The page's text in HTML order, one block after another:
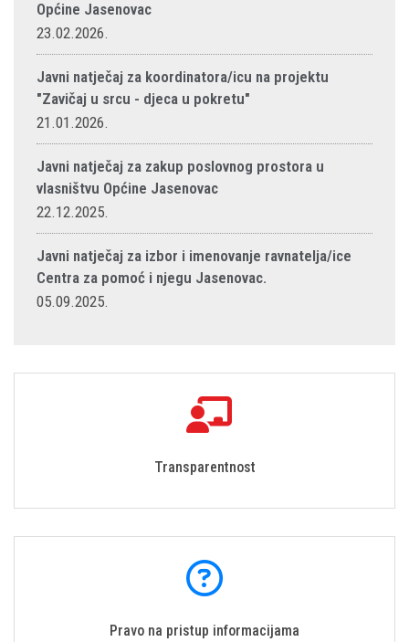
Općine Jasenovac
23.02.2026.
Javni natječaj za koordinatora/icu na projektu
"Zavičaj u srcu - djeca u pokretu"
21.01.2026.
Javni natječaj za zakup poslovnog prostora u
vlasništvu Općine Jasenovac
22.12.2025.
Javni natječaj za izbor i imenovanje ravnatelja/ice
Centra za pomoć i njegu Jasenovac.
05.09.2025.
Transparentnost
Pravo na pristup informacijama